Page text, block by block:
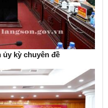
kỳ chuyên đề